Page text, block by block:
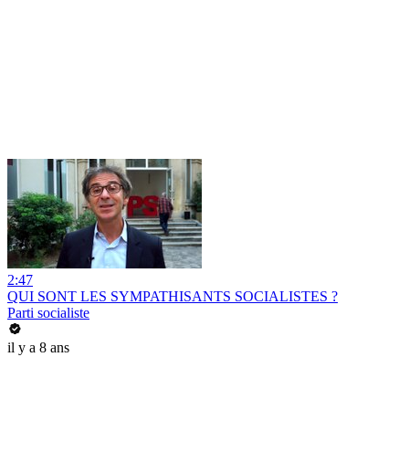
2:47
QUI SONT LES SYMPATHISANTS SOCIALISTES ?
Parti socialiste
il y a 8 ans